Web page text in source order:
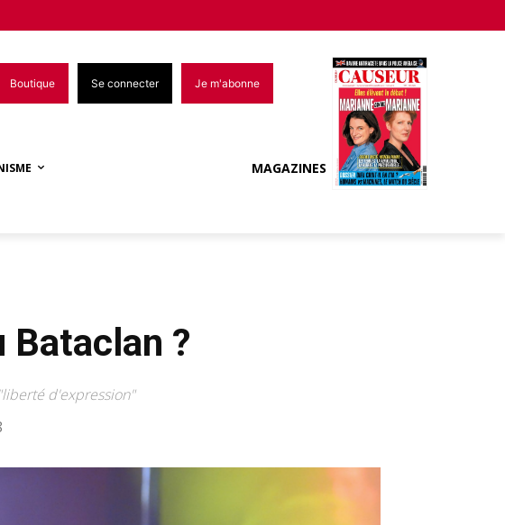
Boutique Se connecter Je m'abonne
MAGAZINES
Bataclan ?
d'expression"